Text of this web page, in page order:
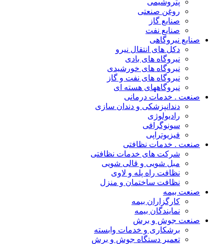
پتروشیمی
روغن صنعتی
صنایع گاز
صنایع نفت
صنایع نیروگاهی
دکل های انتقال نیرو
نیروگاه های بادی
نیروگاه های خورشیدی
نیروگاه های نفت و گاز
نیروگاههای هسته ای
صنعت . خدمات درمانی
دندانپزشکی و دندان سازی
رادیولوژی
سونوگرافی
فیزیوتراپی
صنعت . خدمات نظافتی
شرکت های خدمات نظافتی
مبل شویی و قالی شویی
نظافت راه پله و لاوی
نظافت ساختمان و منزل
صنعت بیمه
کارگزاران بیمه
نمایندگان بیمه
صنعت جوش و برش
برشکاری و خدمات وابسته
تعمیر دستگاه جوش و برش